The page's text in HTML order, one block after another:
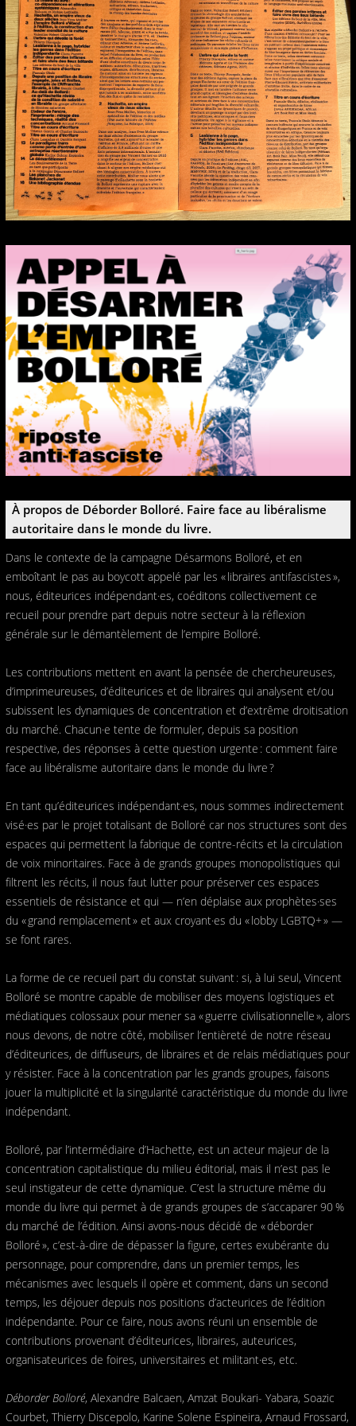
À propos de Déborder Bolloré. Faire face au libéralisme
autoritaire dans le monde du livre.
Dans le contexte de la campagne Désarmons Bolloré, et en
emboîtant le pas au boycott appelé par les « libraires antifascistes »,
nous, éditeurices indépendant·es, coéditons collectivement ce
recueil pour prendre part depuis notre secteur à la réflexion
générale sur le démantèlement de l’empire Bolloré.
Les contributions mettent en avant la pensée de chercheureuses,
d’imprimeureuses, d’éditeurices et de libraires qui analysent et/ou
subissent les dynamiques de concentration et d’extrême droitisation
du marché. Chacun·e tente de formuler, depuis sa position
respective, des réponses à cette question urgente : comment faire
face au libéralisme autoritaire dans le monde du livre ?
En tant qu’éditeurices indépendant·es, nous sommes indirectement
visé·es par le projet totalisant de Bolloré car nos structures sont des
espaces qui permettent la fabrique de contre-récits et la circulation
de voix minoritaires. Face à de grands groupes monopolistiques qui
filtrent les récits, il nous faut lutter pour préserver ces espaces
essentiels de résistance et qui — n’en déplaise aux prophètes·ses
du « grand remplacement » et aux croyant·es du « lobby LGBTQ+ » —
se font rares.
La forme de ce recueil part du constat suivant : si, à lui seul, Vincent
Bolloré se montre capable de mobiliser des moyens logistiques et
médiatiques colossaux pour mener sa « guerre civilisationnelle », alors
nous devons, de notre côté, mobiliser l’entièreté de notre réseau
d’éditeurices, de diffuseurs, de libraires et de relais médiatiques pour
y résister. Face à la concentration par les grands groupes, faisons
jouer la multiplicité et la singularité caractéristique du monde du livre
indépendant.
Bolloré, par l’intermédiaire ­d’Hachette, est un acteur majeur de la
concentration capitalistique du milieu éditorial, mais il n’est pas le
seul instigateur de cette dynamique. C’est la structure même du
monde du livre qui permet à de grands groupes de s’accaparer 90 %
du marché de l’édition. Ainsi avons-nous décidé de « déborder
Bolloré », c’est-à-dire de dépasser la figure, certes exubérante du
personnage, pour comprendre, dans un premier temps, les
mécanismes avec lesquels il opère et comment, dans un second
temps, les déjouer depuis nos positions d’acteurices de l’édition
indépendante. Pour ce faire, nous avons réuni un ensemble de
contributions provenant d’éditeurices, libraires, auteurices,
organisateurices de foires, universitaires et militant·es, etc.
Déborder Bolloré, Alexandre Balcaen, Amzat Boukari- Yabara, Soazic
Courbet, Thierry Discepolo, Karine Solene Espineira, Arnaud Frossard,